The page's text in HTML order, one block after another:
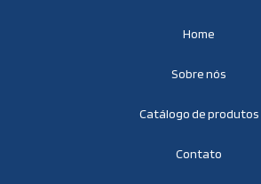
Home
Sobre nós
Catálogo de produtos
Contato